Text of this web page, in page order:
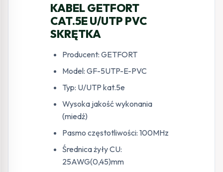
KABEL GETFORT
CAT.5E U/UTP PVC
SKRĘTKA
Producent: GETFORT
Model: GF-5UTP-E-PVC
Typ: U/UTP kat.5e
Wysoka jakość wykonania
(miedź)
Pasmo częstotliwości: 100MHz
Średnica żyły CU:
25AWG(0,45)mm